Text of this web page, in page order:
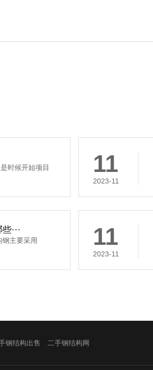
时候开始项目
11
2023-11
···
主要采用
11
2023-11
钢结构出售 二手钢结构网